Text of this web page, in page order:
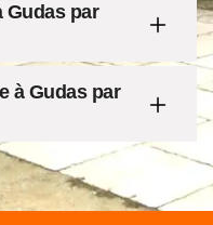
Gudas par
à Gudas par